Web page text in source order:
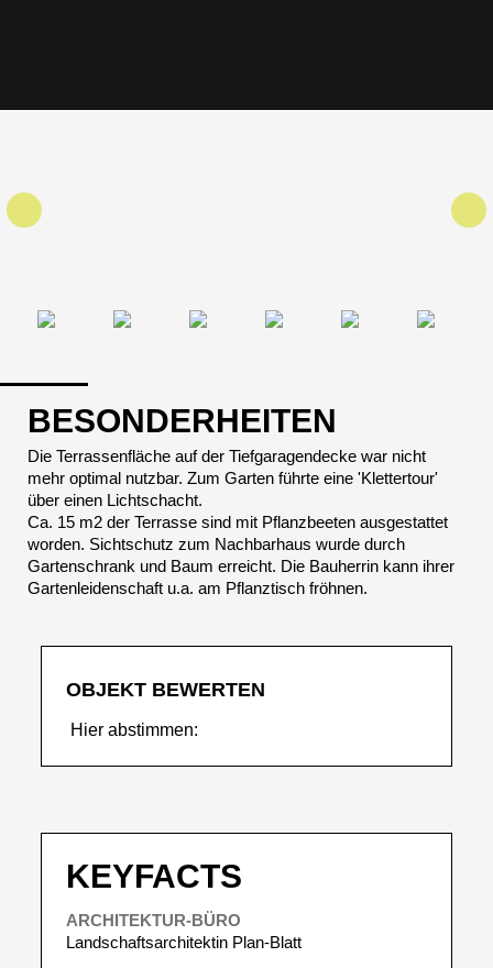
BESONDERHEITEN
Die Terrassenfläche auf der Tiefgaragendecke war nicht
mehr optimal nutzbar. Zum Garten führte eine 'Klettertour'
über einen Lichtschacht.
Ca. 15 m2 der Terrasse sind mit Pflanzbeeten ausgestattet
worden. Sichtschutz zum Nachbarhaus wurde durch
Gartenschrank und Baum erreicht. Die Bauherrin kann ihrer
Gartenleidenschaft u.a. am Pflanztisch fröhnen.
OBJEKT BEWERTEN
Hier abstimmen:
KEYFACTS
ARCHITEKTUR-BÜRO
Landschaftsarchitektin Plan-Blatt